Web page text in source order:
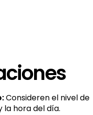
Consideren el nivel de
hora del día.